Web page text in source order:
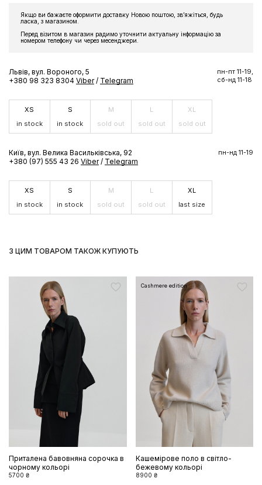
Якщо ви бажаєте оформити доставку Новою поштою, звʼяжіться, будь
ласка, з магазином.
Перед візитом в магазин радимо уточнити актуальну інформацію за
номером телефону чи через месенджери.
Львів, вул. Вороного, 5
+380 98 323 8304 Viber / Telegram
пн-пт 11-19,
сб-нд 11-18
XS
in stock
S
in stock
M
sold out
L
sold out
XL
sold out
Київ, вул. Велика Васильківська, 92
+380 (97) 555 43 26 Viber / Telegram
пн-нд 11-19
XS
in stock
S
in stock
M
sold out
L
sold out
XL
last size
З ЦИМ ТОВАРОМ ТАКОЖ КУПУЮТЬ
Приталена бавовняна сорочка в
чорному кольорі
5700 ₴
Cashmere edition
Кашемірове поло в світло-
бежевому кольорі
8900 ₴
ЗАМОВЛЕННЯ
Підпишіться на розсилку та отримайте доступ до знижки та
ексклюзивних пропозицій бренду
ПІДПИСАТИСЬ ЗАРАЗ